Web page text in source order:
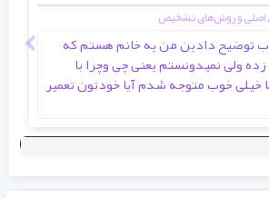
و روش‌های تشخیص
دادین من یه خانم هستم که
زده ولی نمیدونستم یعنی چی وچرا با
خوب متوجه شدم آیا خودتون تعمیر